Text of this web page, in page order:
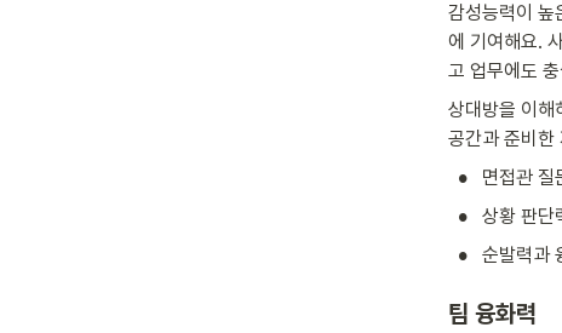
감성능력이 높
에 기여해요.
고 업무에도
상대방을 이해
공간과 준비한
• 면접관 질
• 상황 판단
• 순발력과
팀 융화력